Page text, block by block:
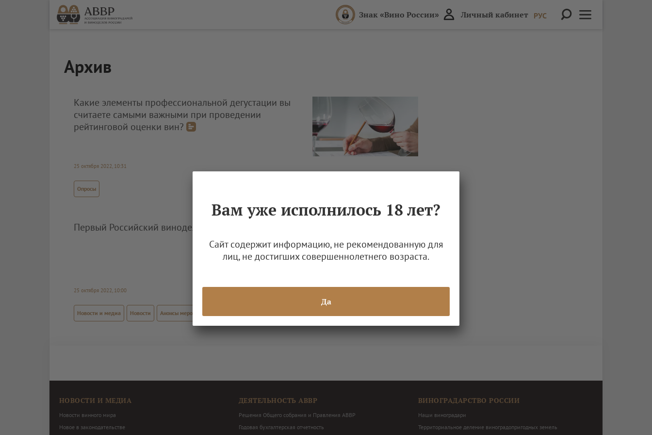
Знак «Вино России» Личный кабинет РУС
Архив
Какие элементы профессиональной дегустации вы
считаете самыми важными при проведении
рейтинговой оценки вин?
25 октября 2022, 10:31
Опросы
Первый Российский винодельческий форум в Москве
25 октября 2022, 10:00
Новости и медиа Новости Анонсы мероприятий
НОВОСТИ И МЕДИА
Новости винного мира
Новое в законодательстве
ДЕЯТЕЛЬНОСТЬ АВВР
Решения Общего собрания и Правления АВВР
Годовая бухгалтерская отчетность
ВИНОГРАДАРСТВО РОССИИ
Наши виноградари
Территориальное деление виноградопригодных земель
Вам уже исполнилось 18 лет?
Сайт содержит информацию, не рекомендованную для
лиц, не достигших совершеннолетнего возраста.
Да